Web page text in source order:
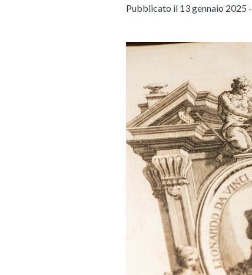
Pubblicato il 13 gennaio 2025 -